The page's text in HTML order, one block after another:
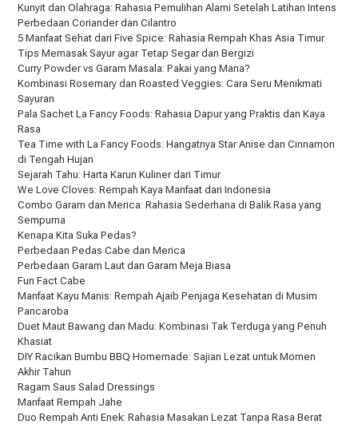
Kunyit dan Olahraga: Rahasia Pemulihan Alami Setelah Latihan Intens
Perbedaan Coriander dan Cilantro
5 Manfaat Sehat dari Five Spice: Rahasia Rempah Khas Asia Timur
Tips Memasak Sayur agar Tetap Segar dan Bergizi
Curry Powder vs Garam Masala: Pakai yang Mana?
Kombinasi Rosemary dan Roasted Veggies: Cara Seru Menikmati
Sayuran
Pala Sachet La Fancy Foods: Rahasia Dapur yang Praktis dan Kaya
Rasa
Tea Time with La Fancy Foods: Hangatnya Star Anise dan Cinnamon
di Tengah Hujan
Sejarah Tahu: Harta Karun Kuliner dari Timur
We Love Cloves: Rempah Kaya Manfaat dari Indonesia
Combo Garam dan Merica: Rahasia Sederhana di Balik Rasa yang
Sempurna
Kenapa Kita Suka Pedas?
Perbedaan Pedas Cabe dan Merica
Perbedaan Garam Laut dan Garam Meja Biasa
Fun Fact Cabe
Manfaat Kayu Manis: Rempah Ajaib Penjaga Kesehatan di Musim
Pancaroba
Duet Maut Bawang dan Madu: Kombinasi Tak Terduga yang Penuh
Khasiat
DIY Racikan Bumbu BBQ Homemade: Sajian Lezat untuk Momen
Akhir Tahun
Ragam Saus Salad Dressings
Manfaat Rempah Jahe
Duo Rempah Anti Enek: Rahasia Masakan Lezat Tanpa Rasa Berat